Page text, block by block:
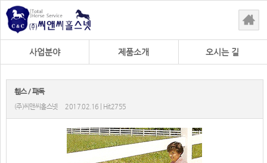
사업분야 제품소개 오시는 길
휀스 / 패독
(주)씨앤씨홀스넷 2017.02.16 | Hit2755